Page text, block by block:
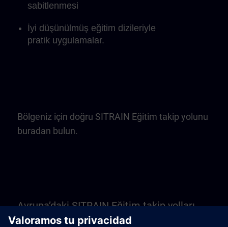
sabitlenmesi
İyi düşünülmüş eğitim dizileriyle
pratik uygulamalar.
Bölgeniz için doğru SITRAIN Eğitim takip yolunu
buradan bulun.
Avrupa’daki SITRAIN Eğitim takip yolları